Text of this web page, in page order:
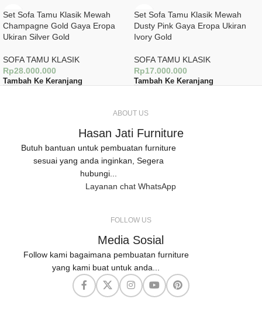
Set Sofa Tamu Klasik Mewah
Champagne Gold Gaya Eropa
Ukiran Silver Gold
SOFA TAMU KLASIK
Rp28.000.000
Tambah Ke Keranjang
Set Sofa Tamu Klasik Mewah
Dusty Pink Gaya Eropa Ukiran
Ivory Gold
SOFA TAMU KLASIK
Rp17.000.000
Tambah Ke Keranjang
ABOUT US
Hasan Jati Furniture
Butuh bantuan untuk pembuatan furniture
sesuai yang anda inginkan, Segera
hubungi...
Layanan chat WhatsApp
FOLLOW US
Media Sosial
Follow kami bagaimana pembuatan furniture
yang kami buat untuk anda...